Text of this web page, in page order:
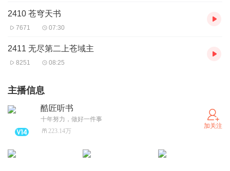
2410 苍穹天书
7671 07:30
2411 无尽第二上苍域主
8251 08:25
主播信息
酷匠听书
十年努力，做好一件事
223.14万
加关注